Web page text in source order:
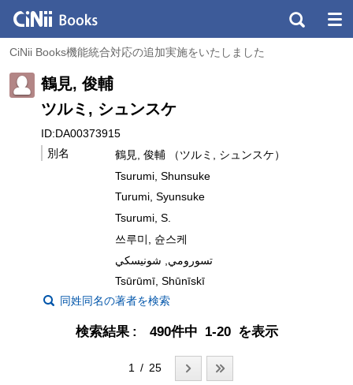
CiNii Books機能統合対応の追加実施をいたしました
鶴見, 俊輔
ツルミ, シュンスケ
ID:DA00373915
別名
鶴見, 俊輔 （ツルミ, シュンスケ）
Tsurumi, Shunsuke
Turumi, Syunsuke
Tsurumi, S.
쓰루미, 슌스케
تسورومي, شونيسكي
Tsūrūmī, Shūnīskī
同姓同名の著者を検索
検索結果 490件中 1-20 を表示
1 / 25